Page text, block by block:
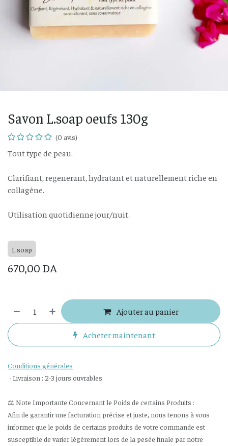
Savon L.soap oeufs 130g
(0 avis)
Tout type de peau.
Clarifiant, regenerant, hydratant et naturellement riche en
collagène.
Utilisation quotidienne jour/nuit.
L.soap
670,00 DA
Ajouter au panier
Acheter maintenant
Conditions générales
- Livraison : 2-3 jours ouvrables
⚖️ Note Importante Concernant le Poids de certains Produits :
Afin de garantir une facturation précise et juste, nous tenons à vous
informer que le poids de certains produits de votre commande est
susceptible de varier légèrement lors de la pesée finale par notre